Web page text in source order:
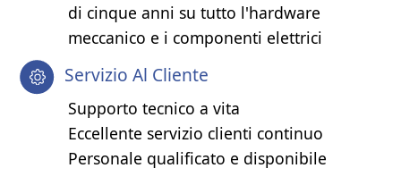
di cinque anni su tutto l'hardware
meccanico e i componenti elettrici
Servizio Al Cliente
Supporto tecnico a vita
Eccellente servizio clienti continuo
Personale qualificato e disponibile